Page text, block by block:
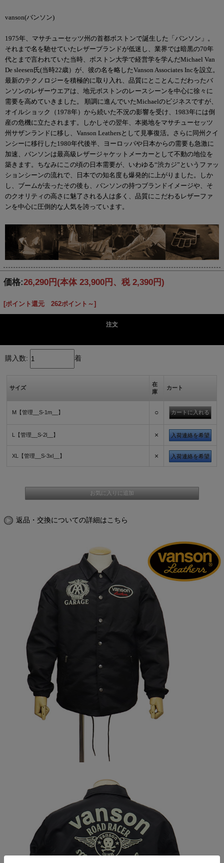
vanson(バンソン)
1975年、マサチューセッツ州の首都ボストンで誕生した「バンソン」。
それまで名を馳せていたレザーブランドが低迷し、業界では暗黒の70年
代とまで言われていた当時、ボストン大学で経営学を学んだMichael Van
De sleesen氏(当時22歳）が、彼の名を略したVanson Associates Incを設立。
最新のテクノロジーを積極的に取り入れ、品質にとことんこだわったバ
ンソンのレザーウエアは、地元ボストンのレースシーンを中心に徐々に
需要を高めていきました。 順調に進んでいたMichaelのビジネスですが、
オイルショック（1978年）から続いた不況の影響を受け、1983年には倒
産の危機に立たされます。しかしその翌年、本拠地をマサチューセッツ
州サザンランドに移し、Vanson Leathersとして見事復活。さらに同州クイ
ンシーに移行した1980年代後半、ヨーロッパや日本からの需要も急激に
加速、バンソンは最高級レザージャケットメーカーとして不動の地位を
築きます。ちなみにこの頃の日本需要が、いわゆる“渋カジ”というファッ
ションシーンの流れで、日本での知名度も爆発的に上がりました。しか
し、ブームが去ったその後も、バンソンの持つブランドイメージや、そ
のクオリティの高さに魅了される人は多く、品質にこだわるレザーファ
ンを中心に圧倒的な人気を誇っています。
価格:26,290円 (本体 23,900円、税 2,390円)
[ポイント還元 262ポイント～]
注文
購入数: 着
サイズ
在
庫
カート
M【管理__S-1m__】 ○
L【管理__S-2l__】 × 入荷連絡を希望
XL【管理__S-3xl__】 × 入荷連絡を希望
返品・交換についての詳細はこちら